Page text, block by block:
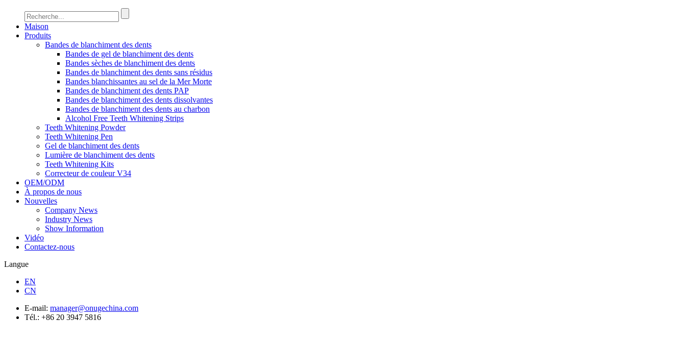
Maison
Produits
Bandes de blanchiment des dents
Bandes de gel de blanchiment des dents
Bandes sèches de blanchiment des dents
Bandes de blanchiment des dents sans résidus
Bandes blanchissantes au sel de la Mer Morte
Bandes de blanchiment des dents PAP
Bandes de blanchiment des dents dissolvantes
Bandes de blanchiment des dents au charbon
Alcohol Free Teeth Whitening Strips
Teeth Whitening Powder
Teeth Whitening Pen
Gel de blanchiment des dents
Lumière de blanchiment des dents
Teeth Whitening Kits
Correcteur de couleur V34
OEM/ODM
À propos de nous
Nouvelles
Company News
Industry News
Show Information
Vidéo
Contactez-nous
Langue
EN
CN
E-mail: manager@onugechina.com
Tél.: +86 20 3947 5816